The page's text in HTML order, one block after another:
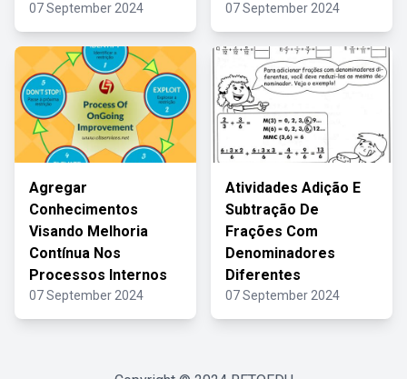
07 September 2024 07 September 2024
Agregar
Conhecimentos
Visando Melhoria
Contínua Nos
Processos Internos
07 September 2024
Atividades Adição E
Subtração De
Frações Com
Denominadores
Diferentes
07 September 2024